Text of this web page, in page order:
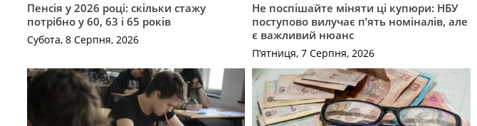
Пенсія у 2026 році: скільки стажу
потрібно у 60, 63 і 65 років
Субота, 8 Серпня, 2026
Не поспішайте міняти ці купюри: НБУ
поступово вилучає п’ять номіналів, але
є важливий нюанс
П’ятниця, 7 Серпня, 2026